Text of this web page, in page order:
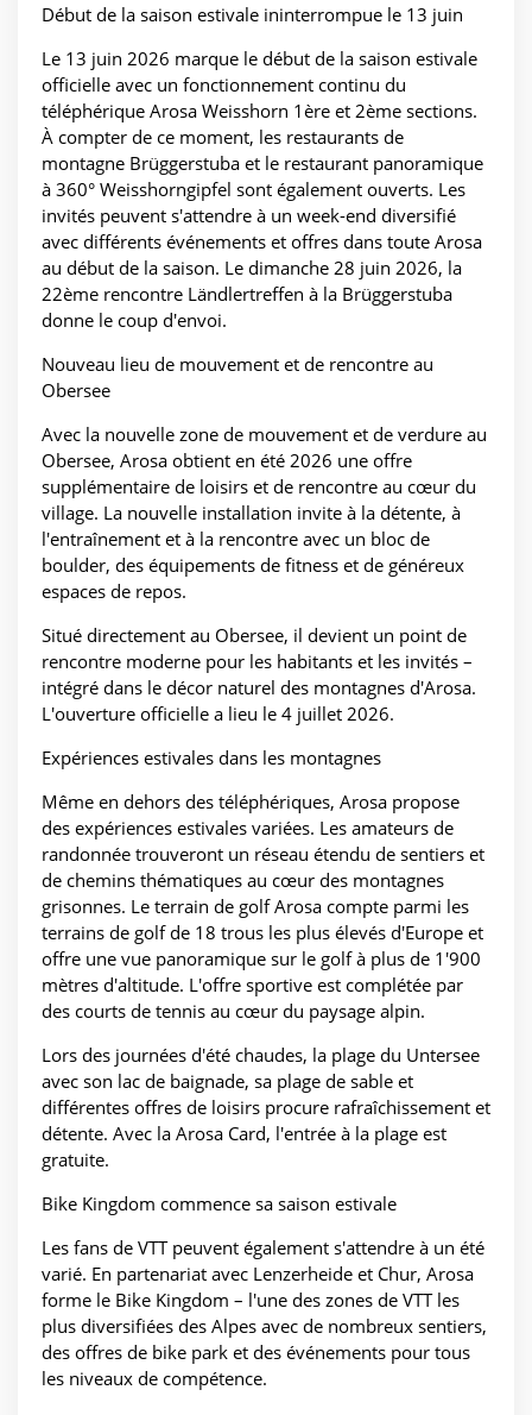
Début de la saison estivale ininterrompue le 13 juin
Le 13 juin 2026 marque le début de la saison estivale
officielle avec un fonctionnement continu du
téléphérique Arosa Weisshorn 1ère et 2ème sections.
À compter de ce moment, les restaurants de
montagne Brüggerstuba et le restaurant panoramique
à 360° Weisshorngipfel sont également ouverts. Les
invités peuvent s'attendre à un week-end diversifié
avec différents événements et offres dans toute Arosa
au début de la saison. Le dimanche 28 juin 2026, la
22ème rencontre Ländlertreffen à la Brüggerstuba
donne le coup d'envoi.
Nouveau lieu de mouvement et de rencontre au
Obersee
Avec la nouvelle zone de mouvement et de verdure au
Obersee, Arosa obtient en été 2026 une offre
supplémentaire de loisirs et de rencontre au cœur du
village. La nouvelle installation invite à la détente, à
l'entraînement et à la rencontre avec un bloc de
boulder, des équipements de fitness et de généreux
espaces de repos.
Situé directement au Obersee, il devient un point de
rencontre moderne pour les habitants et les invités –
intégré dans le décor naturel des montagnes d'Arosa.
L'ouverture officielle a lieu le 4 juillet 2026.
Expériences estivales dans les montagnes
Même en dehors des téléphériques, Arosa propose
des expériences estivales variées. Les amateurs de
randonnée trouveront un réseau étendu de sentiers et
de chemins thématiques au cœur des montagnes
grisonnes. Le terrain de golf Arosa compte parmi les
terrains de golf de 18 trous les plus élevés d'Europe et
offre une vue panoramique sur le golf à plus de 1'900
mètres d'altitude. L'offre sportive est complétée par
des courts de tennis au cœur du paysage alpin.
Lors des journées d'été chaudes, la plage du Untersee
avec son lac de baignade, sa plage de sable et
différentes offres de loisirs procure rafraîchissement et
détente. Avec la Arosa Card, l'entrée à la plage est
gratuite.
Bike Kingdom commence sa saison estivale
Les fans de VTT peuvent également s'attendre à un été
varié. En partenariat avec Lenzerheide et Chur, Arosa
forme le Bike Kingdom – l'une des zones de VTT les
plus diversifiées des Alpes avec de nombreux sentiers,
des offres de bike park et des événements pour tous
les niveaux de compétence.